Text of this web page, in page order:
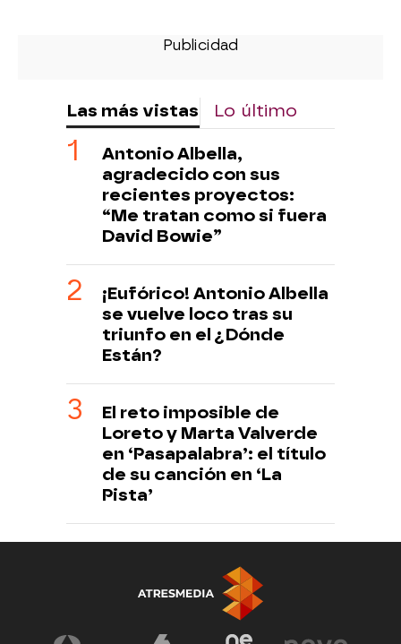
Las más vistas Lo último
Antonio Albella,
agradecido con sus
recientes proyectos:
“Me tratan como si fuera
David Bowie”
¡Eufórico! Antonio Albella
se vuelve loco tras su
triunfo en el ¿Dónde
Están?
El reto imposible de
Loreto y Marta Valverde
en ‘Pasapalabra’: el título
de su canción en ‘La
Pista’